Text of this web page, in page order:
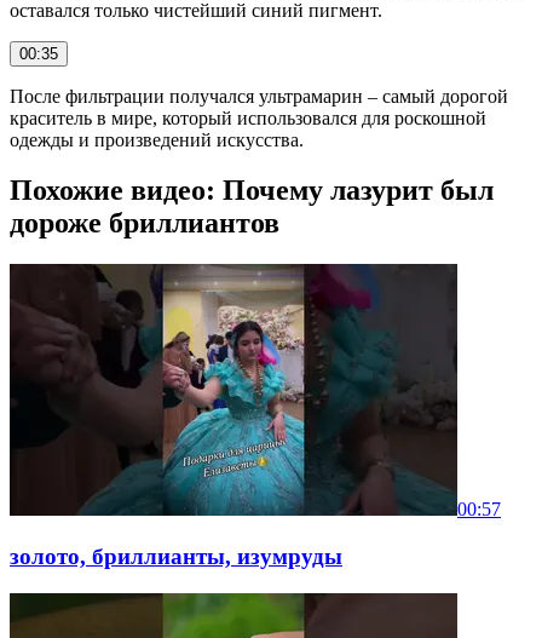
оставался только чистейший синий пигмент.
00:35
После фильтрации получался ультрамарин – самый дорогой
краситель в мире, который использовался для роскошной
одежды и произведений искусства.
Похожие видео: Почему лазурит был
дороже бриллиантов
00:57
золото, бриллианты, изумруды